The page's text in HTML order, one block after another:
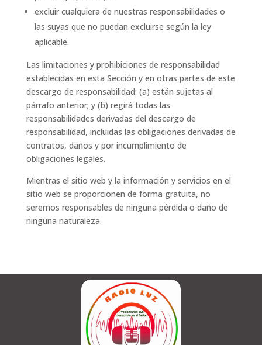
excluir cualquiera de nuestras responsabilidades o
las suyas que no puedan excluirse según la ley
aplicable.
Las limitaciones y prohibiciones de responsabilidad
establecidas en esta Sección y en otras partes de este
descargo de responsabilidad: (a) están sujetas al
párrafo anterior; y (b) regirá todas las
responsabilidades derivadas del descargo de
responsabilidad, incluidas las obligaciones derivadas de
contratos, daños y por incumplimiento de
obligaciones legales.
Mientras el sitio web y la información y servicios en el
sitio web se proporcionen de forma gratuita, no
seremos responsables de ninguna pérdida o daño de
ninguna naturaleza.